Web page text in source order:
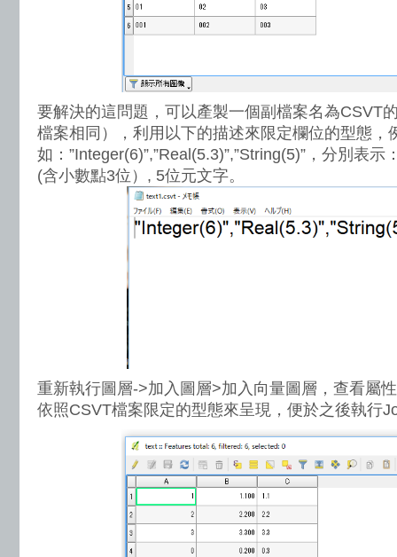
要解決的這問題，可以產製一個副檔案名為CSVT
檔案相同），利用以下的描述來限定欄位的型態，
如：”Integer(6)”,”Real(5.3)”,”String(5)”，分別表
(含小數點3位）, 5位元文字。
重新執行圖層->加入圖層>加入向量圖層，查看屬
依照CSVT檔案限定的型態來呈現，便於之後執行